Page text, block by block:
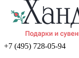
+7 (495) 728-05-94